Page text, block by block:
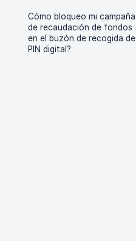
Cómo bloqueo mi campaña
de recaudación de fondos
en el buzón de recogida de
PIN digital?